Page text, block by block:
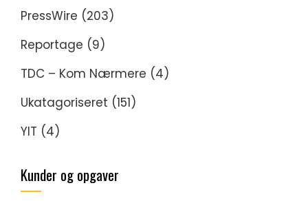
PressWire (203)
Reportage (9)
TDC – Kom Nærmere (4)
Ukatagoriseret (151)
YIT (4)
Kunder og opgaver